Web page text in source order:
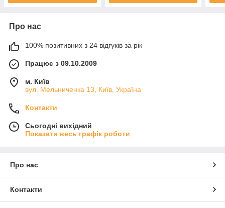
Про нас
100% позитивних з 24 відгуків за рік
Працює з 09.10.2009
м. Київ
вул. Мельниченка 13, Київ, Україна
Контакти
Сьогодні вихідний
Показати весь графік роботи
Про нас
Контакти